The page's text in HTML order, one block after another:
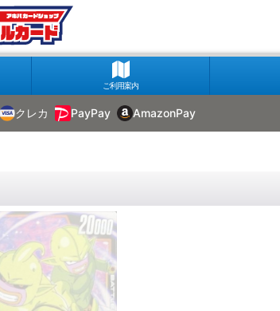
ご利用案内
クレカ PayPay AmazonPay